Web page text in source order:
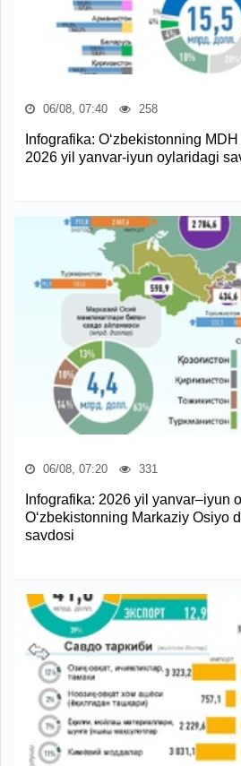
06/08, 07:40 258
Infografika: O‘zbekistonning
2026 yil yanvar-iyun oylaridagi
06/08, 07:20 331
Infografika: 2026 yil yanvar–iyun
O‘zbekistonning Markaziy Osiyo
savdosi